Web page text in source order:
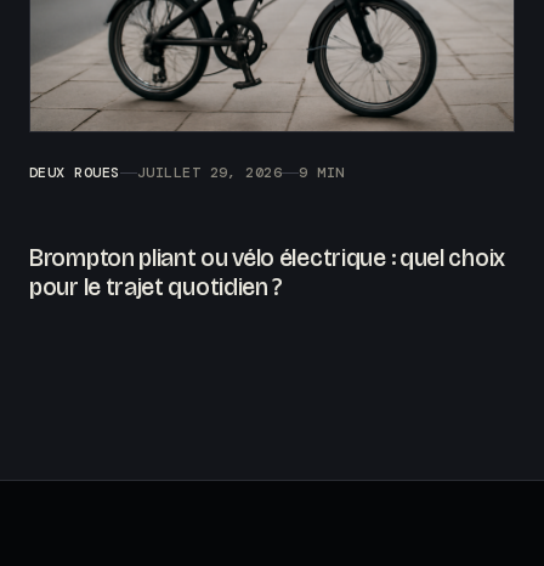
DEUX ROUES JUILLET 29, 2026 9 MIN
Brompton pliant ou vélo électrique : quel choix
pour le trajet quotidien ?